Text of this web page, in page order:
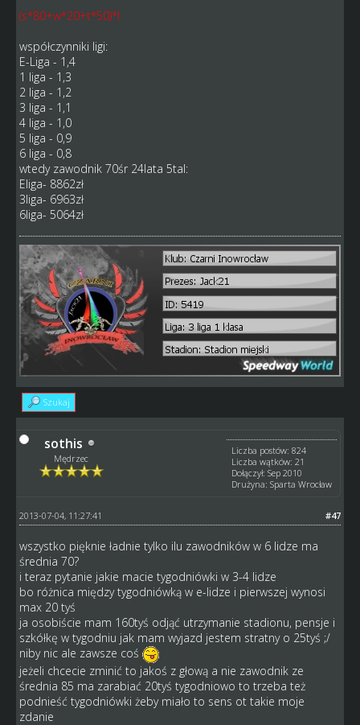
(s*80+w*20+t*50)*l
współczynniki ligi:
E-Liga - 1,4
1 liga - 1,3
2 liga - 1,2
3 liga - 1,1
4 liga - 1,0
5 liga - 0,9
6 liga - 0,8
wtedy zawodnik 70śr 24lata 5tal:
Eliga- 8862zł
3liga- 6963zł
6liga- 5064zł
Szukaj
sothis
Mędrzec
Liczba postów: 824
Liczba wątków: 21
Dołączył: Sep 2010
Drużyna: Sparta Wrocław
#47
2013-07-04, 11:27:41
wszystko pięknie ładnie tylko ilu zawodników w 6 lidze ma
średnia 70?
i teraz pytanie jakie macie tygodniówki w 3-4 lidze
bo różnica między tygodniówką w e-lidze i pierwszej wynosi
max 20 tyś
ja osobiście mam 160tyś odjąć utrzymanie stadionu, pensje i
szkółkę w tygodniu jak mam wyjazd jestem stratny o 25tyś ;/
niby nic ale zawsze coś
jeżeli chcecie zminić to jakoś z głową a nie zawodnik ze
średnia 85 ma zarabiać 20tyś tygodniowo to trzeba też
podnieść tygodniówki żeby miało to sens ot takie moje
zdanie